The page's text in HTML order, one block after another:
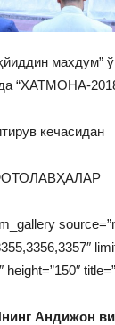
махдум”
“ХАТМОНА-
кечасидан
height=”150″
Андижон